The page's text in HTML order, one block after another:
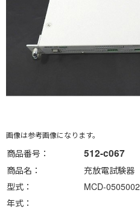
画像は参考画像になります。
商品番号 512-c067
商品名
充放電試験器
型式
MCD-0505002
年式